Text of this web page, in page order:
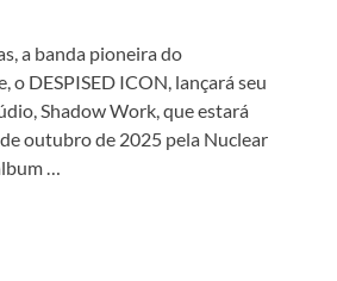
a banda pioneira do
o DESPISED ICON, lançará seu
Shadow Work, que estará
outubro de 2025 pela Nuclear
…